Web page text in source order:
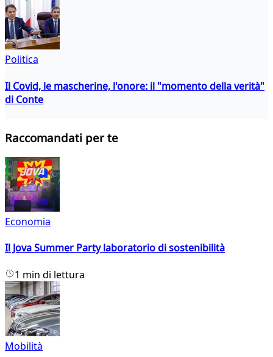
Politica
Il Covid, le mascherine, l'onore: il "momento della verità"
di Conte
Raccomandati per te
Economia
Il Jova Summer Party laboratorio di sostenibilità
1 min di lettura
Mobilità